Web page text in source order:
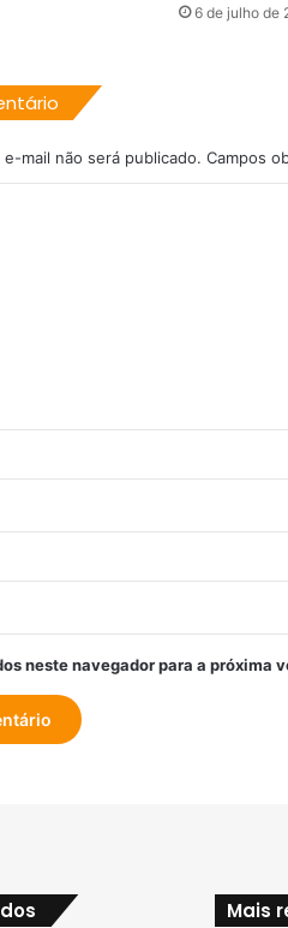
6 de julho de
mail não será publicado. Campos
neste navegador para a próxima
Mais